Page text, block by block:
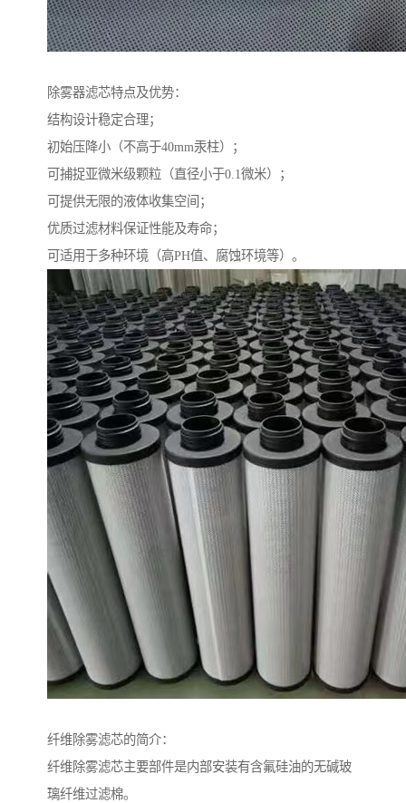
除雾器滤芯特点及优势：
结构设计稳定合理；
初始压降小（不高于40mm汞柱）；
可捕捉亚微米级颗粒（直径小于0.1微米）；
可提供无限的液体收集空间；
优质过滤材料保证性能及寿命；
可适用于多种环境（高PH值、腐蚀环境等）。
纤维除雾滤芯的简介：
纤维除雾滤芯主要部件是内部安装有含氟硅油的无碱玻
璃纤维过滤棉。